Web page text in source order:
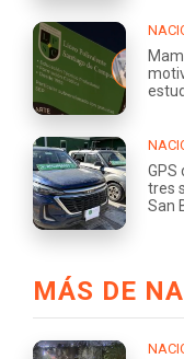
GPS
tres
San
MÁS DE